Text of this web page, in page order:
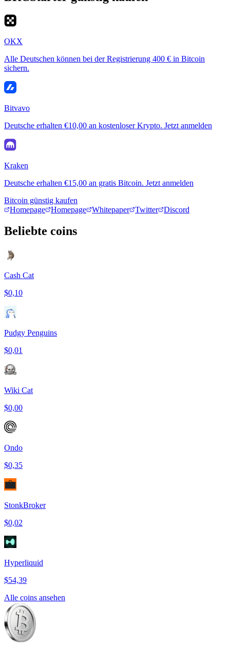
OKX
Alle Deutschen können bei der Registrierung 400 € in Bitcoin
sichern.
Bitvavo
Deutsche erhalten €10,00 an kostenloser Krypto. Jetzt anmelden
Kraken
Deutsche erhalten €15,00 an gratis Bitcoin. Jetzt anmelden
Bitcoin günstig kaufen
Homepage
Homepage Whitepaper Twitter Discord
Beliebte coins
Cash Cat
$0,10
Pudgy Penguins
$0,01
Wiki Cat
$0,00
Ondo
$0,35
StonkBroker
$0,02
Hyperliquid
$54,39
Alle coins ansehen